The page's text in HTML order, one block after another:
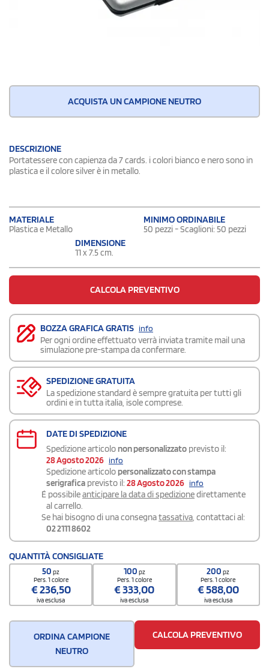
ACQUISTA UN CAMPIONE NEUTRO
DESCRIZIONE
Portatessere con capienza da 7 cards. i colori bianco e nero sono in
plastica e il colore silver è in metallo.
MATERIALE
Plastica e Metallo
MINIMO ORDINABILE
50 pezzi - Scaglioni: 50 pezzi
DIMENSIONE
11 x 7.5 cm.
CALCOLA PREVENTIVO
BOZZA GRAFICA GRATIS info
Per ogni ordine effettuato verrà inviata tramite mail una
simulazione pre-stampa da confermare.
SPEDIZIONE GRATUITA
La spedizione standard è sempre gratuita per tutti gli
ordini e in tutta italia, isole comprese.
DATE DI SPEDIZIONE
Spedizione articolo non personalizzato previsto il:
28 Agosto 2026 info
Spedizione articolo personalizzato con stampa
serigrafica previsto il: 28 Agosto 2026 info
É possibileanticipare la data di spedizionedirettamente
al carrello.
Se hai bisogno di una consegnatassativa, contattaci al:
02 2111 8602
QUANTITÀ CONSIGLIATE
50pz
Pers. 1 colore
€236,50
iva esclusa
100 pz
Pers. 1 colore
€333,00
iva esclusa
200pz
Pers. 1 colore
€588,00
iva esclusa
ORDINA CAMPIONE
NEUTRO
CALCOLA PREVENTIVO